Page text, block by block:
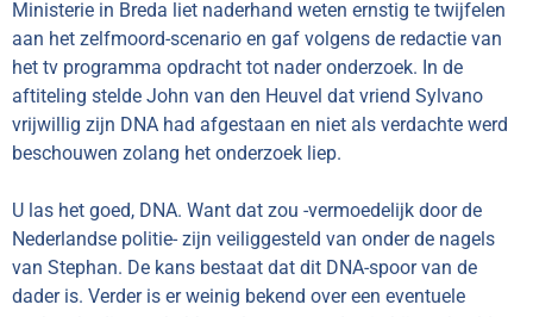
Ministerie in Breda liet naderhand weten ernstig te twijfelen
aan het zelfmoord-scenario en gaf volgens de redactie van
het tv programma opdracht tot nader onderzoek. In de
aftiteling stelde John van den Heuvel dat vriend Sylvano
vrijwillig zijn DNA had afgestaan en niet als verdachte werd
beschouwen zolang het onderzoek liep.
U las het goed, DNA. Want dat zou -vermoedelijk door de
Nederlandse politie- zijn veiliggesteld van onder de nagels
van Stephan. De kans bestaat dat dit DNA-spoor van de
dader is. Verder is er weinig bekend over een eventuele